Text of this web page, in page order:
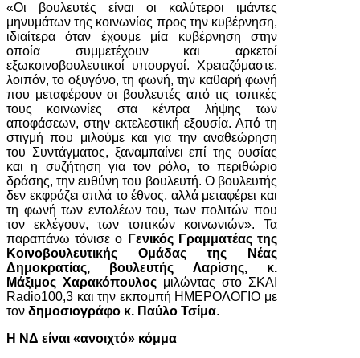
«Οι βουλευτές είναι οι καλύτεροι ιμάντες
μηνυμάτων της κοινωνίας προς την κυβέρνηση,
ιδιαίτερα όταν έχουμε μία κυβέρνηση στην
οποία συμμετέχουν και αρκετοί
εξωκοινοβουλευτικοί υπουργοί. Χρειαζόμαστε,
λοιπόν, το οξυγόνο, τη φωνή, την καθαρή φωνή
που μεταφέρουν οι βουλευτές από τις τοπικές
τους κοινωνίες στα κέντρα λήψης των
αποφάσεων, στην εκτελεστική εξουσία. Από τη
στιγμή που μιλούμε και για την αναθεώρηση
του Συντάγματος, ξαναμπαίνει επί της ουσίας
και η συζήτηση για τον ρόλο, το περιθώριο
δράσης, την ευθύνη του βουλευτή. Ο βουλευτής
δεν εκφράζει απλά το έθνος, αλλά μεταφέρει και
τη φωνή των εντολέων του, των πολιτών που
τον εκλέγουν, των τοπικών κοινωνιών». Τα
παραπάνω τόνισε ο Γενικός Γραμματέας της
Κοινοβουλευτικής Ομάδας της Νέας
Δημοκρατίας, βουλευτής Λαρίσης, κ.
Μάξιμος Χαρακόπουλος μιλώντας στο ΣΚΑΙ
Radio100,3 και την εκπομπή ΗΜΕΡΟΛΟΓΙΟ με
τον δημοσιογράφο κ. Παύλο Τσίμα.
Η ΝΔ είναι «ανοιχτό» κόμμα